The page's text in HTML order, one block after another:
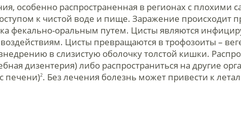
особенно распространенная в регионах с плохими
к чистой воде и пище. Заражение происходит
фекально-оральным путем. Цисты являются
Цисты превращаются в трофозоиты –
в слизистую оболочку толстой кишки.
дизентерия) либо распространиться на другие
печени)2. Без лечения болезнь может привести к